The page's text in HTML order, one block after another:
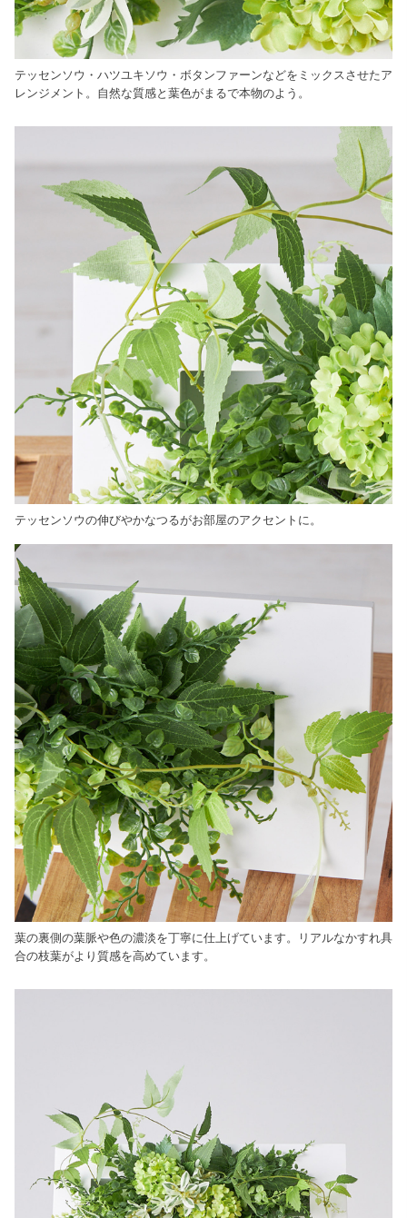
テッセンソウ・ハツユキソウ・ボタンファーンなどをミックスさせたア
レンジメント。自然な質感と葉色がまるで本物のよう。
テッセンソウの伸びやかなつるがお部屋のアクセントに。
葉の裏側の葉脈や色の濃淡を丁寧に仕上げています。リアルなかすれ具
合の枝葉がより質感を高めています。